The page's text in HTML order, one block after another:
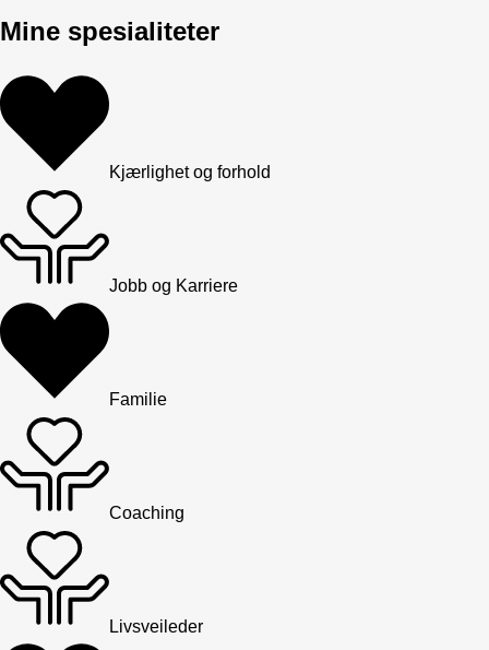
Mine spesialiteter
Kjærlighet og forhold
Jobb og Karriere
Familie
Coaching
Livsveileder